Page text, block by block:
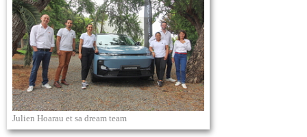
Julien Hoarau et sa dream team